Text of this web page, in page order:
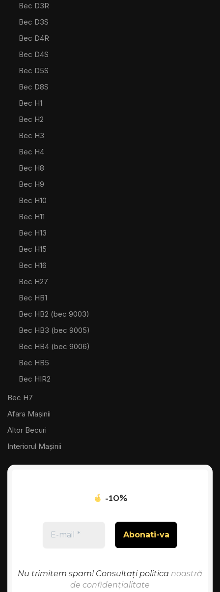
Bec D3R
Bec D3S
Bec D4R
Bec D4S
Bec D5S
Bec D8S
Bec H1
Bec H2
Bec H3
Bec H4
Bec H8
Bec H9
Bec H10
Bec H11
Bec H13
Bec H15
Bec H16
Bec H27
Bec HB1
Bec HB2 (bec 9003)
Bec HB3 (bec 9005)
Bec HB4 (bec 9006)
Bec HB5
Bec HIR2
Bec H7
Afara Mașinii
Altor Becuri
Interiorul Mașinii
-10%
Nu trimitem spam! Consultați politica noastră
de confidențialitate